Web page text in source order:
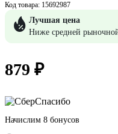
Код товара: 15692987
Лучшая цена
Ниже средней
879 ₽
Начислим 8 бонусов